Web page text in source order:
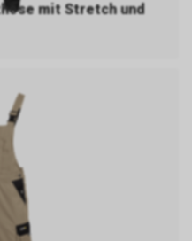
mit Stretch und